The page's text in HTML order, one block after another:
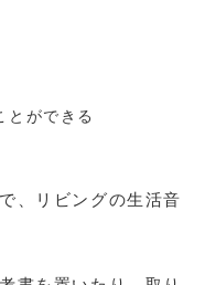
とができる
、リビングの生活音